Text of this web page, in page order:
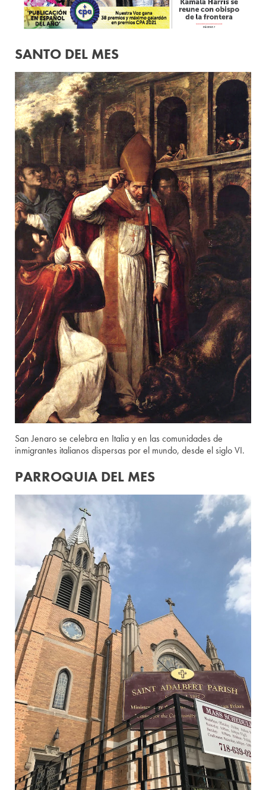
SANTO DEL MES
San Jenaro se celebra en Italia y en las comunidades de
inmigrantes italianos dispersas por el mundo, desde el siglo VI.
PARROQUIA DEL MES